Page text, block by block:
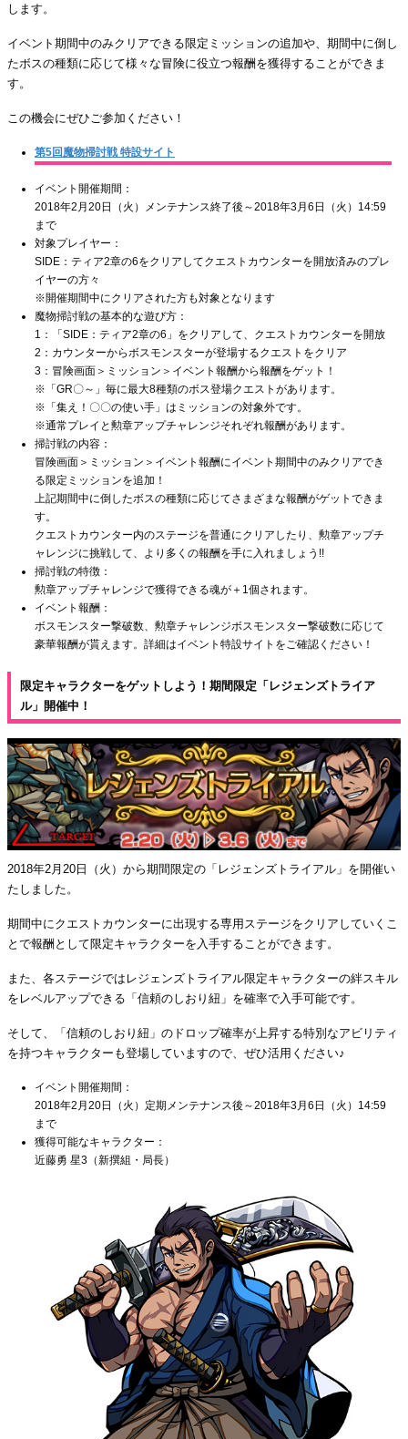
します。
イベント期間中のみクリアできる限定ミッションの追加や、期間中に倒し
たボスの種類に応じて様々な冒険に役立つ報酬を獲得することができま
す。
この機会にぜひご参加ください！
第5回魔物掃討戦 特設サイト
イベント開催期間：
2018年2月20日（火）メンテナンス終了後～2018年3月6日（火）14:59
まで
対象プレイヤー：
SIDE：ティア2章の6をクリアしてクエストカウンターを開放済みのプレ
イヤーの方々
※開催期間中にクリアされた方も対象となります
魔物掃討戦の基本的な遊び方：
1：「SIDE：ティア2章の6」をクリアして、クエストカウンターを開放
2：カウンターからボスモンスターが登場するクエストをクリア
3：冒険画面＞ミッション＞イベント報酬から報酬をゲット！
※「GR〇～」毎に最大8種類のボス登場クエストがあります。
※「集え！〇〇の使い手」はミッションの対象外です。
※通常プレイと勲章アップチャレンジそれぞれ報酬があります。
掃討戦の内容：
冒険画面＞ミッション＞イベント報酬にイベント期間中のみクリアでき
る限定ミッションを追加！
上記期間中に倒したボスの種類に応じてさまざまな報酬がゲットできま
す。
クエストカウンター内のステージを普通にクリアしたり、勲章アップチ
ャレンジに挑戦して、より多くの報酬を手に入れましょう!!
掃討戦の特徴：
勲章アップチャレンジで獲得できる魂が＋1個されます。
イベント報酬：
ボスモンスター撃破数、勲章チャレンジボスモンスター撃破数に応じて
豪華報酬が貰えます。詳細はイベント特設サイトをご確認ください！
限定キャラクターをゲットしよう！期間限定「レジェンズトライア
ル」開催中！
2018年2月20日（火）から期間限定の「レジェンズトライアル」を開催い
たしました。
期間中にクエストカウンターに出現する専用ステージをクリアしていくこ
とで報酬として限定キャラクターを入手することができます。
また、各ステージではレジェンズトライアル限定キャラクターの絆スキル
をレベルアップできる「信頼のしおり紐」を確率で入手可能です。
そして、「信頼のしおり紐」のドロップ確率が上昇する特別なアビリティ
を持つキャラクターも登場していますので、ぜひ活用ください♪
イベント開催期間：
2018年2月20日（火）定期メンテナンス後～2018年3月6日（火）14:59
まで
獲得可能なキャラクター：
近藤勇 星3（新撰組・局長）